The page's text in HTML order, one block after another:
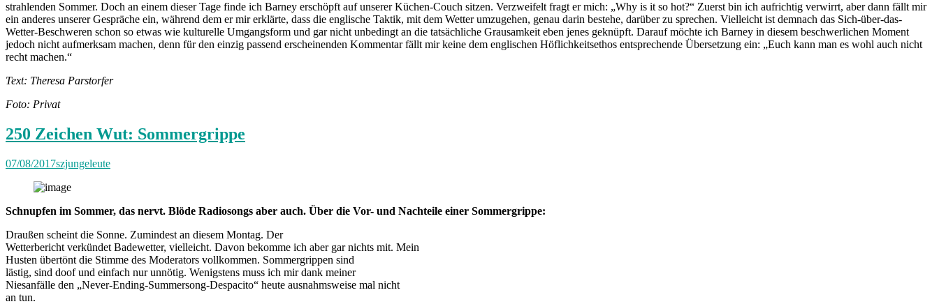
strahlenden Sommer. Doch an einem dieser Tage finde ich Barney erschöpft auf unserer Küchen-Couch sitzen. Verzweifelt fragt er mich: „Why is it so hot?“ Zuerst bin ich aufrichtig verwirrt, aber dann fällt mir
ein anderes unserer Gespräche ein, während dem er mir erklärte, dass die englische Taktik, mit dem Wetter umzugehen, genau darin bestehe, darüber zu sprechen. Vielleicht ist demnach das Sich-über-das-
Wetter-Beschweren schon so etwas wie kulturelle Umgangsform und gar nicht unbedingt an die tatsächliche Grausamkeit eben jenes geknüpft. Darauf möchte ich Barney in diesem beschwerlichen Moment
jedoch nicht aufmerksam machen, denn für den einzig passend erscheinenden Kommentar fällt mir keine dem englischen Höflichkeitsethos entsprechende Übersetzung ein: „Euch kann man es wohl auch nicht
recht machen.“
Text: Theresa Parstorfer
Foto: Privat
250 Zeichen Wut: Sommergrippe
07/08/2017szjungeleute
Schnupfen im Sommer, das nervt. Blöde Radiosongs aber auch. Über die Vor- und Nachteile einer Sommergrippe:
Draußen scheint die Sonne. Zumindest an diesem Montag. Der
Wetterbericht verkündet Badewetter, vielleicht. Davon bekomme ich aber gar nichts mit. Mein
Husten übertönt die Stimme des Moderators vollkommen. Sommergrippen sind
lästig, sind doof und einfach nur unnötig. Wenigstens muss ich mir dank meiner
Niesanfälle den „Never-Ending-Summersong-Despacito“ heute ausnahmsweise mal nicht
an tun.